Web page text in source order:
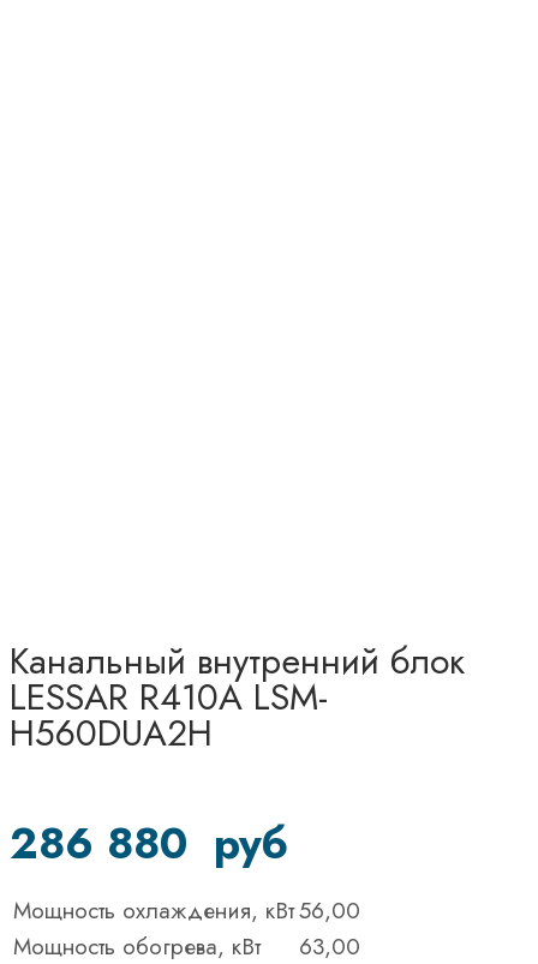
Канальный внутренний блок
LESSAR R410A LSM-
H560DUA2H
286 880 руб
Мощность охлаждения, кВт56,00
Мощность обогрева, кВт
63,00